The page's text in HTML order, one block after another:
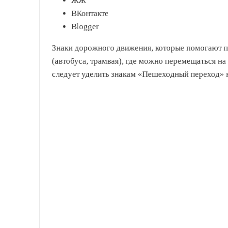
ВКонтакте
Blogger
Знаки дорожного движения, которые помогают
(автобуса, трамвая), где можно перемещаться
следует уделить знакам «Пешеходный